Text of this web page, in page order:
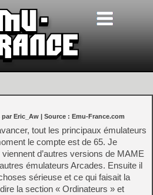
par Eric_Aw | Source : Emu-France.com
tout les principaux émulateurs
le compte est de 65. Je
d’autres versions de MAME
émulateurs Arcades. Ensuite il
sérieuse et ce qui faisait la
la section « Ordinateurs » et